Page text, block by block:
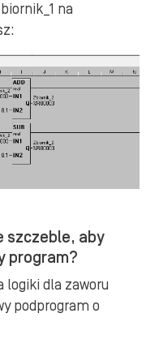
na
szczeble, aby
program?
logiki dla zaworu
podprogram o